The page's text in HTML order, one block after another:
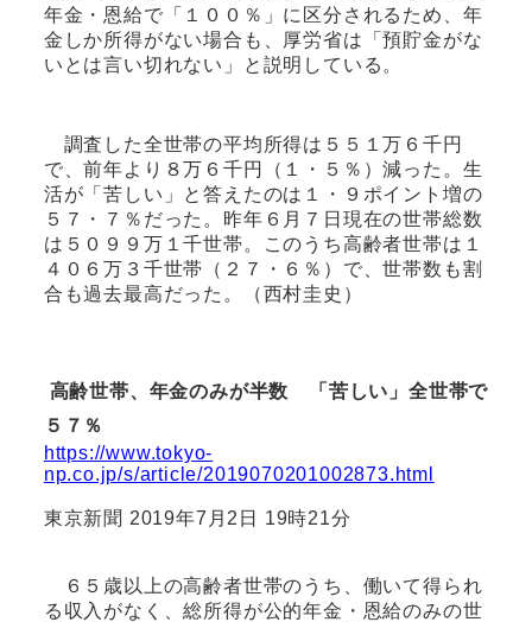
年金・恩給で「１００％」に区分されるため、年
金しか所得がない場合も、厚労省は「預貯金がな
いとは言い切れない」と説明している。
調査した全世帯の平均所得は５５１万６千円
で、前年より８万６千円（１・５％）減った。生
活が「苦しい」と答えたのは１・９ポイント増の
５７・７％だった。昨年６月７日現在の世帯総数
は５０９９万１千世帯。このうち高齢者世帯は１
４０６万３千世帯（２７・６％）で、世帯数も割
合も過去最高だった。（西村圭史）
高齢世帯、年金のみが半数 「苦しい」全世帯で
５７％
https://www.tokyo-
np.co.jp/s/article/2019070201002873.html
東京新聞 2019年7月2日 19時21分
６５歳以上の高齢者世帯のうち、働いて得られ
る収入がなく、総所得が公的年金・恩給のみの世